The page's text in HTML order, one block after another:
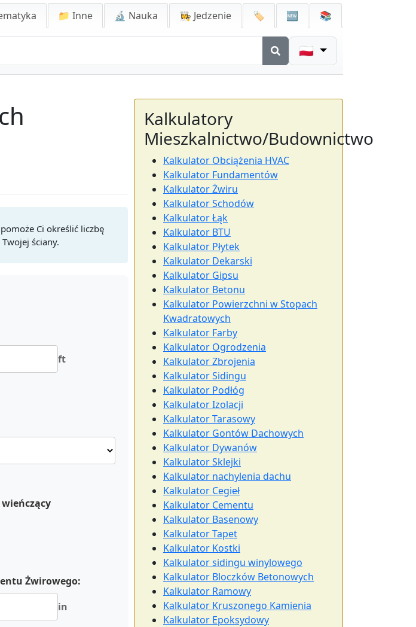
📁 Inne 🔬 Nauka 👩‍🍳 Jedzenie 🏷️ 🆕 📚
🇵🇱
Ci określić liczbę
ściany.
ft
Żwirowego:
in
Kalkulatory
Mieszkalnictwo/Budownictwo
Kalkulator Obciążenia HVAC
Kalkulator Fundamentów
Kalkulator Żwiru
Kalkulator Schodów
Kalkulator Łąk
Kalkulator BTU
Kalkulator Płytek
Kalkulator Dekarski
Kalkulator Gipsu
Kalkulator Betonu
Kalkulator Powierzchni w Stopach
Kwadratowych
Kalkulator Farby
Kalkulator Ogrodzenia
Kalkulator Zbrojenia
Kalkulator Sidingu
Kalkulator Podłóg
Kalkulator Izolacji
Kalkulator Tarasowy
Kalkulator Gontów Dachowych
Kalkulator Dywanów
Kalkulator Sklejki
Kalkulator nachylenia dachu
Kalkulator Cegieł
Kalkulator Cementu
Kalkulator Basenowy
Kalkulator Tapet
Kalkulator Kostki
Kalkulator sidingu winylowego
Kalkulator Bloczków Betonowych
Kalkulator Ramowy
Kalkulator Kruszonego Kamienia
Kalkulator Epoksydowy